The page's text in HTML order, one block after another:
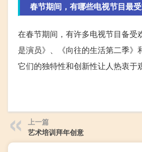
春节期间，有哪些电视节目最
在春节期间，有许多电视节目备
是演员》、《向往的生活第二季》
它们的独特性和创新性让人热衷于
上一篇
艺术培训拜年创意